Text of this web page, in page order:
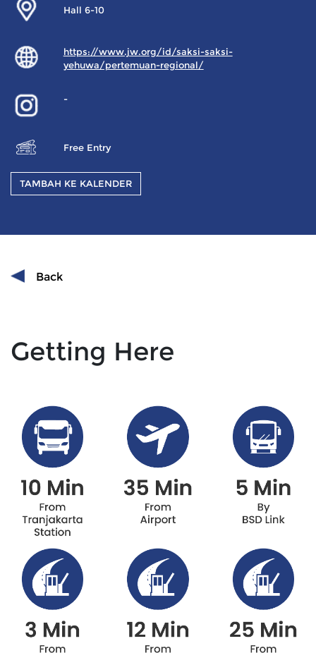
Hall 6-10
https://www.jw.org/id/saksi-saksi-
yehuwa/pertemuan-regional/
-
Free Entry
TAMBAH KE KALENDER
Back
Getting Here